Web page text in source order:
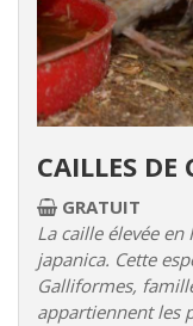
CAILLES DE
GRATUIT
La caille élevée en
japanica. Cette
Galliformes,
appartiennent les